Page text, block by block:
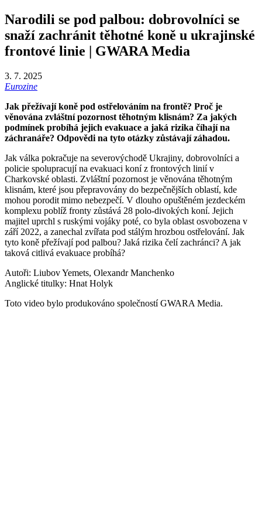
Narodili se pod palbou: dobrovolníci se
snaží zachránit těhotné koně u ukrajinské
frontové linie | GWARA Media
3. 7. 2025
Eurozine
Jak přežívají koně pod ostřelováním na frontě? Proč je
věnována zvláštní pozornost těhotným klisnám? Za jakých
podmínek probíhá jejich evakuace a jaká rizika číhají na
záchranáře? Odpovědi na tyto otázky zůstávají záhadou.
Jak válka pokračuje na severovýchodě Ukrajiny, dobrovolníci a
policie spolupracují na evakuaci koní z frontových linií v
Charkovské oblasti. Zvláštní pozornost je věnována těhotným
klisnám, které jsou přepravovány do bezpečnějších oblastí, kde
mohou porodit mimo nebezpečí. V dlouho opuštěném jezdeckém
komplexu poblíž fronty zůstává 28 polo-divokých koní. Jejich
majitel uprchl s ruskými vojáky poté, co byla oblast osvobozena v
září 2022, a zanechal zvířata pod stálým hrozbou ostřelování. Jak
tyto koně přežívají pod palbou? Jaká rizika čelí zachránci? A jak
taková citlivá evakuace probíhá?
Autoři: Liubov Yemets, Olexandr Manchenko
Anglické titulky: Hnat Holyk
Toto video bylo produkováno společností GWARA Media.